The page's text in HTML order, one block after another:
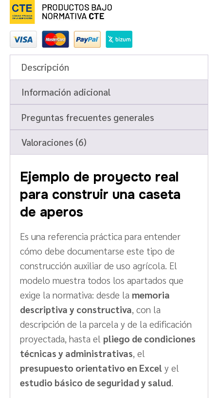
Descripción
Información adicional
Preguntas frecuentes generales
Valoraciones (6)
Ejemplo de proyecto real
para construir una caseta
de aperos
Es una referencia práctica para entender
cómo debe documentarse este tipo de
construcción auxiliar de uso agrícola. El
modelo muestra todos los apartados que
exige la normativa: desde la memoria
descriptiva y constructiva, con la
descripción de la parcela y de la edificación
proyectada, hasta el pliego de condiciones
técnicas y administrativas, el
presupuesto orientativo en Excel y el
estudio básico de seguridad y salud.